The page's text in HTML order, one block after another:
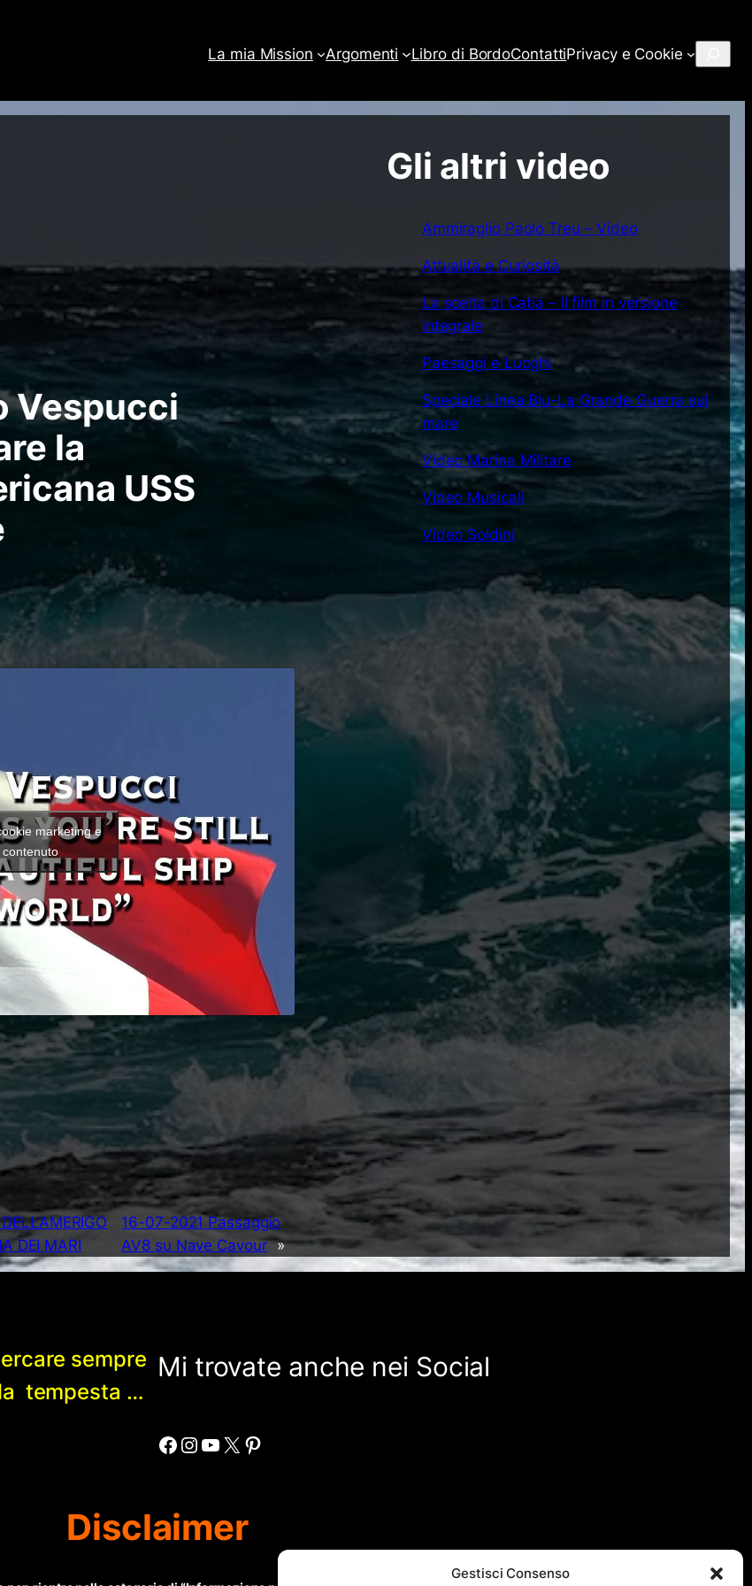
Gestisci Consenso
La mia Mission Argomenti Libro di BordoContattiPrivacy e Cookie
Vespucci
la
USS
marketing e
DEI MARI
16-07-2021 Passaggio
AV8 su Nave Cavour »
Gli altri video
Ammiraglio Paolo Treu – Video
Attualità e Curiosità
La scelta di Catia – Il film in versione
integrale
Paesaggi e Luoghi
Speciale Linea Blu-La Grande Guerra sul
mare
Video Marina Militare
Video Musicali
Video Soldini
sempre
tempesta …
Mi trovate anche nei Social
Facebook Instagram YouTube X Pinterest
Disclaimer